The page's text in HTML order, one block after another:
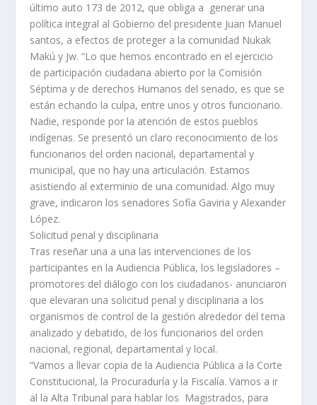
último auto 173 de 2012, que obliga a generar una
política integral al Gobierno del presidente Juan Manuel
santos, a efectos de proteger a la comunidad Nukak
Makú y Jw. “Lo que hemos encontrado en el ejercicio
de participación ciudadana abierto por la Comisión
Séptima y de derechos Humanos del senado, es que se
están echando la culpa, entre unos y otros funcionario.
Nadie, responde por la atención de estos pueblos
indígenas. Se presentó un claro reconocimiento de los
funcionarios del orden nacional, departamental y
municipal, que no hay una articulación. Estamos
asistiendo al exterminio de una comunidad. Algo muy
grave, indicaron los senadores Sofía Gaviria y Alexander
López.
Solicitud penal y disciplinaria
Tras reseñar una a una las intervenciones de los
participantes en la Audiencia Pública, los legisladores –
promotores del diálogo con los ciudadanos- anunciaron
que elevaran una solicitud penal y disciplinaria a los
organismos de control de la gestión alrededor del tema
analizado y debatido, de los funcionarios del orden
nacional, regional, departamental y local.
“Vamos a llevar copia de la Audiencia Pública a la Corte
Constitucional, la Procuraduría y la Fiscalía. Vamos a ir
al la Alta Tribunal para hablar los Magistrados, para